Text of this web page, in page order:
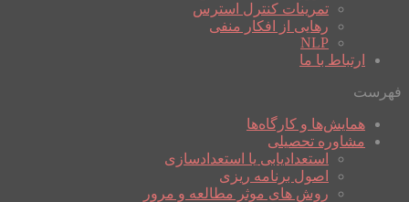
تمرینات کنترل استرس
رهایی از افکار منفی
NLP
ارتباط با ما
فهرست
همایش‌ها و کارگاه‌ها
مشاوره تحصیلی
استعدادیابی یا استعدادسازی
اصول برنامه ریزی
روش های موثر مطالعه و مرور